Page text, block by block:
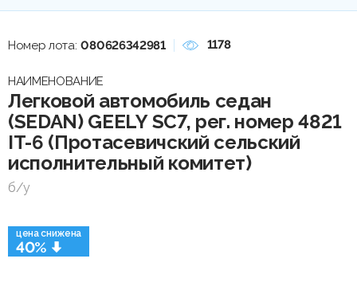
цена снижена
40%
Номер лота: 080626342981 1178
НАИМЕНОВАНИЕ
Легковой автомобиль седан
(SEDAN) GEELY SC7, рег. номер 4821
IT-6 (Протасевичский сельский
исполнительный комитет)
б/у